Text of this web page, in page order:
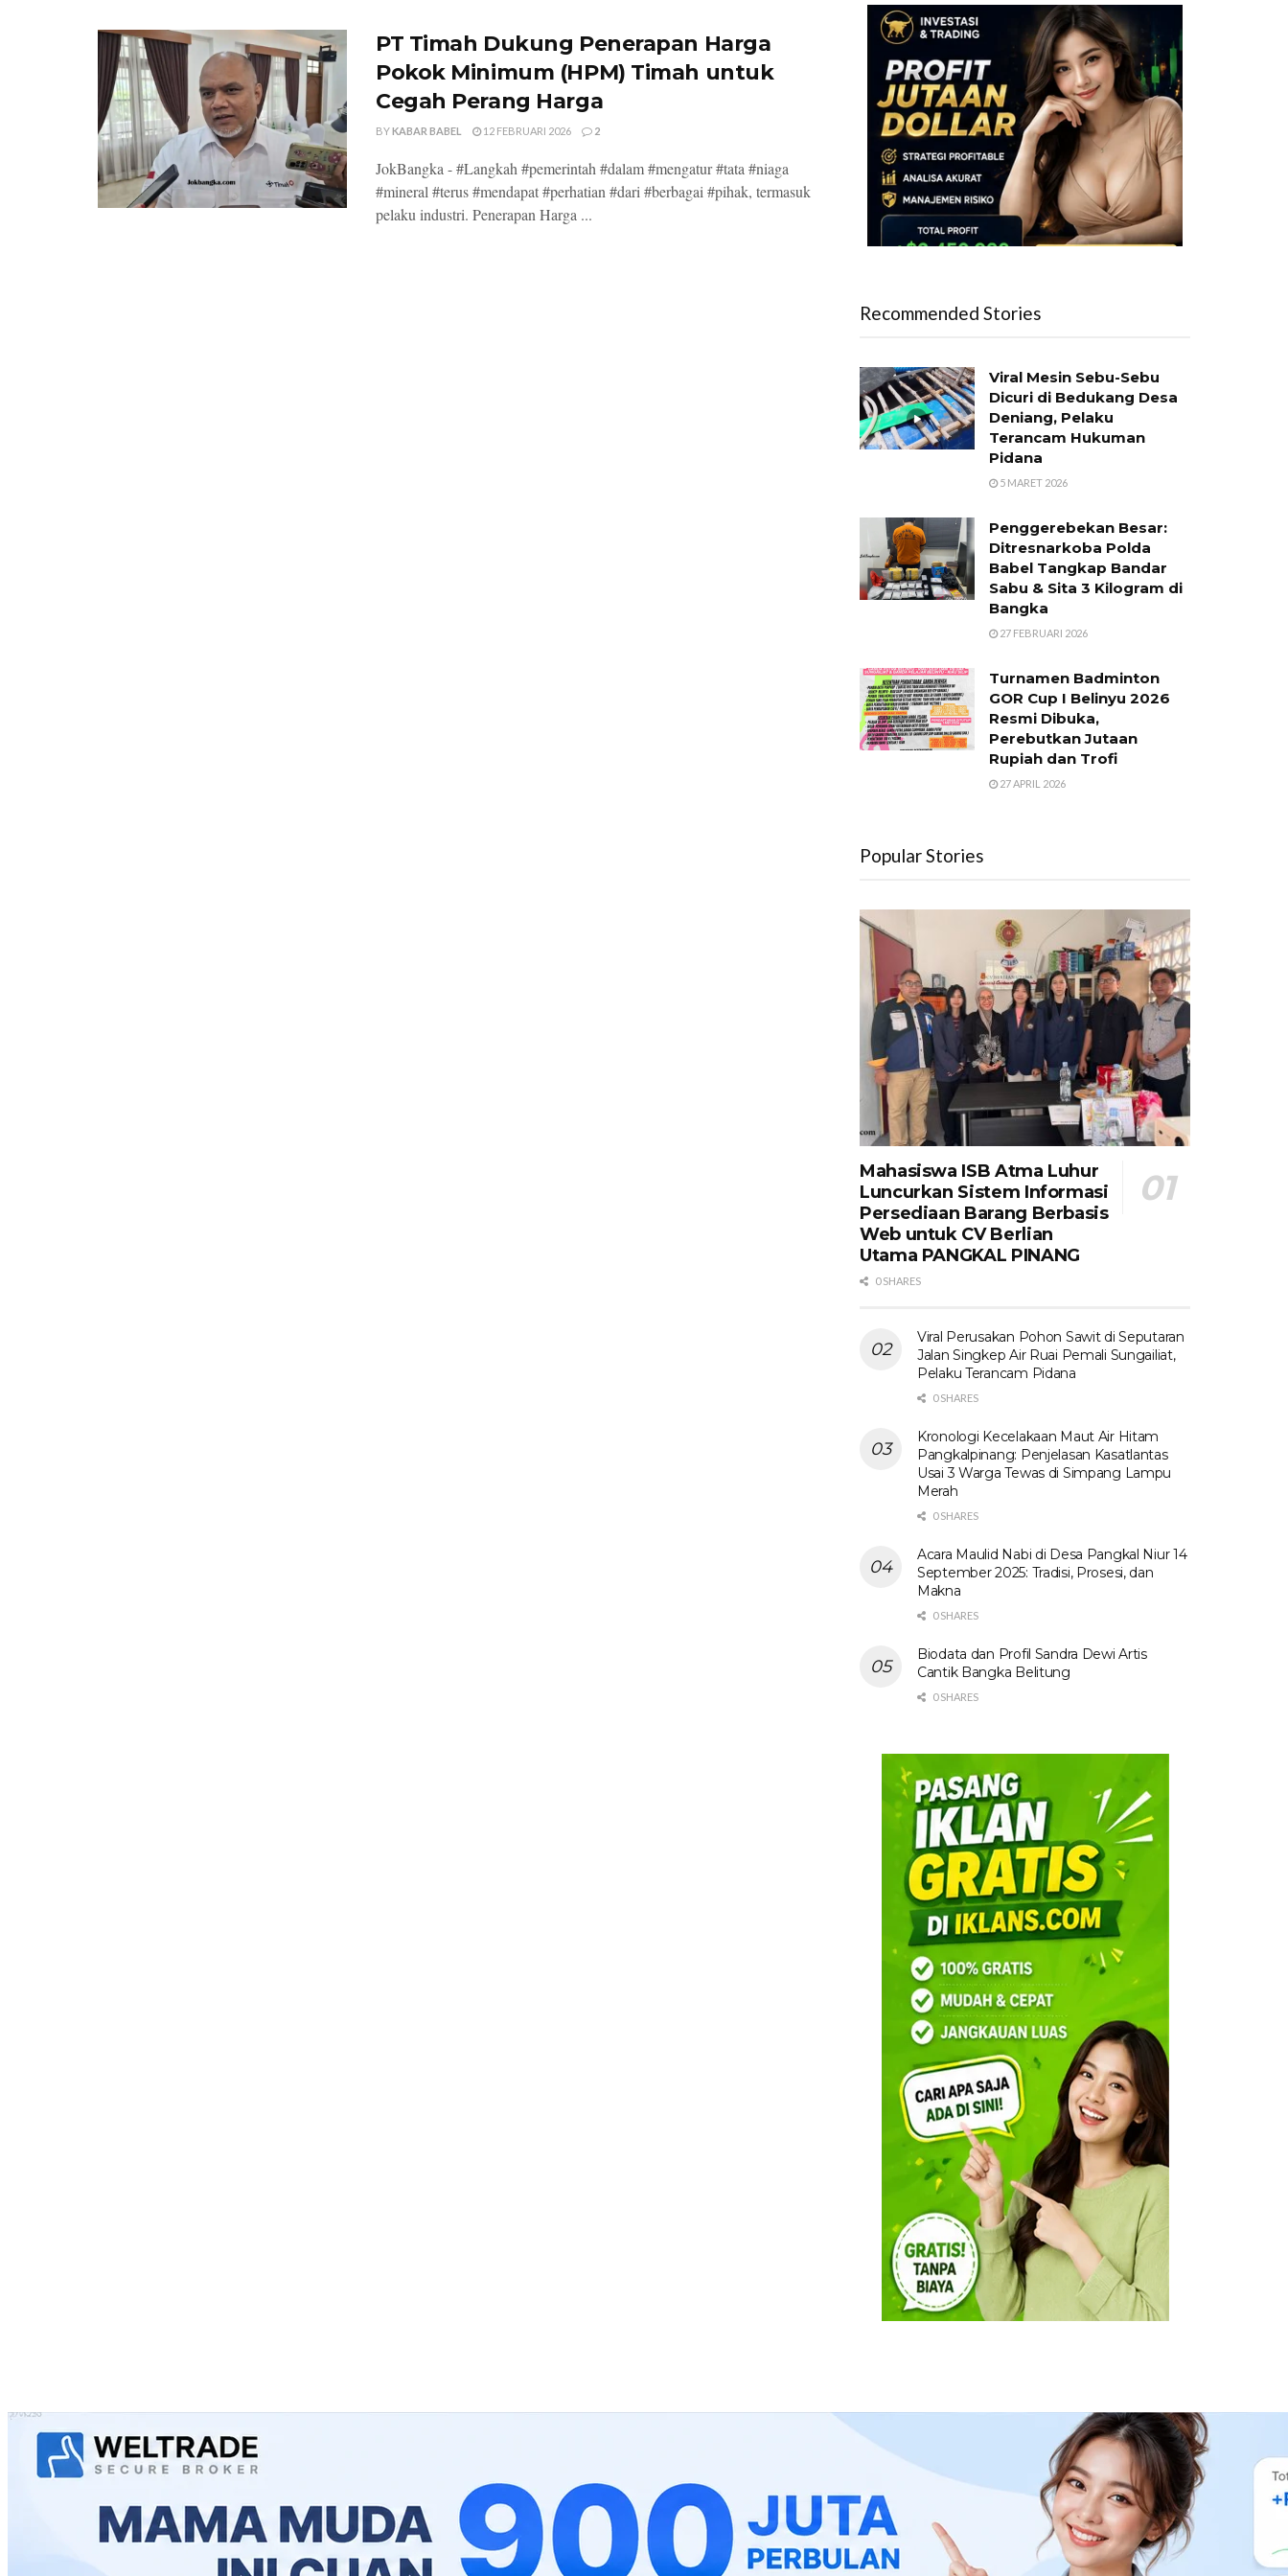
PT Timah Dukung Penerapan Harga
Pokok Minimum (HPM) Timah untuk
Cegah Perang Harga
BYKABAR BABEL 12 FEBRUARI 2026 2
JokBangka - #Langkah #pemerintah #dalam #mengatur #tata #niaga
#mineral #terus #mendapat #perhatian #dari #berbagai #pihak, termasuk
pelaku industri. Penerapan Harga ...
Recommended Stories
Viral Mesin Sebu-Sebu
Dicuri di Bedukang Desa
Deniang, Pelaku
Terancam Hukuman
Pidana
5 MARET 2026
Penggerebekan Besar:
Ditresnarkoba Polda
Babel Tangkap Bandar
Sabu & Sita 3 Kilogram di
Bangka
27 FEBRUARI 2026
Turnamen Badminton
GOR Cup I Belinyu 2026
Resmi Dibuka,
Perebutkan Jutaan
Rupiah dan Trofi
27 APRIL 2026
Popular Stories
Mahasiswa ISB Atma Luhur
Luncurkan Sistem Informasi
Persediaan Barang Berbasis
Web untuk CV Berlian
Utama​ PANGKAL PINANG
0 SHARES
Viral Perusakan Pohon Sawit di Seputaran
Jalan Singkep Air Ruai Pemali Sungailiat,
Pelaku Terancam Pidana
0 SHARES
Kronologi Kecelakaan Maut Air Hitam
Pangkalpinang: Penjelasan Kasatlantas
Usai 3 Warga Tewas di Simpang Lampu
Merah
0 SHARES
Acara Maulid Nabi di Desa Pangkal Niur 14
September 2025: Tradisi, Prosesi, dan
Makna
0 SHARES
Biodata dan Profil Sandra Dewi Artis
Cantik Bangka Belitung
0 SHARES